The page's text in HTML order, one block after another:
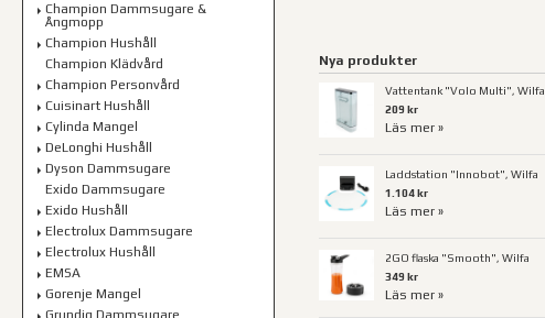
Champion Dammsugare &
Ångmopp
Champion Hushåll
Champion Klädvård
Champion Personvård
Cuisinart Hushåll
Cylinda Mangel
DeLonghi Hushåll
Dyson Dammsugare
Exido Dammsugare
Exido Hushåll
Electrolux Dammsugare
Electrolux Hushåll
EMSA
Gorenje Mangel
Grundig Dammsugare
Nya produkter
Vattentank "Volo Multi", Wilfa
209 kr
Läs mer »
Laddstation "Innobot", Wilfa
1.104 kr
Läs mer »
2GO flaska "Smooth", Wilfa
349 kr
Läs mer »